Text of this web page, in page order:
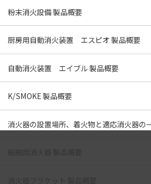
粉末消火設備 製品概要
厨房用自動消火装置 エスピオ 製品概要
自動消火装置 エイブル 製品概要
K/SMOKE 製品概要
消火器の設置場所、着火物と適応消火器の